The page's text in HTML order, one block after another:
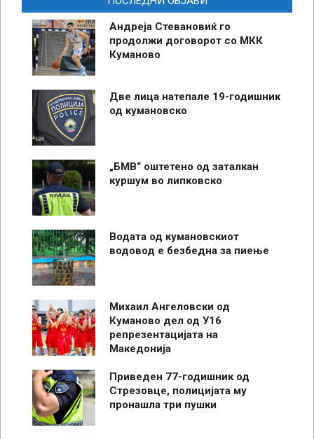
Андреја Стевановиќ го
продолжи договорот со МКК
Куманово
Две лица натепале 19-годишник
од кумановско
„БМВ“ оштетено од заталкан
куршум во липковско
Водата од кумановскиот
водовод е безбедна за пиење
Михаил Ангеловски од
Куманово дел од У16
репрезентацијата на
Македонија
Приведен 77-годишник од
Стрезовце, полицијата му
пронашла три пушки